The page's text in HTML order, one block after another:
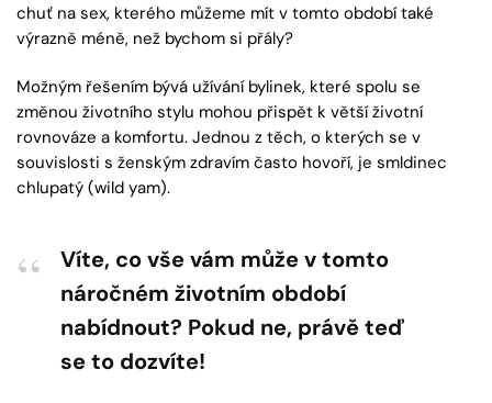
chuť na sex, kterého můžeme mít v tomto období také
výrazně méně, než bychom si přály?
Možným řešením bývá užívání bylinek, které spolu se
změnou životního stylu mohou přispět k větší životní
rovnováze a komfortu. Jednou z těch, o kterých se v
souvislosti s ženským zdravím často hovoří, je smldinec
chlupatý (wild yam).
Víte, co vše vám může v tomto
náročném životním období
nabídnout? Pokud ne, právě teď
se to dozvíte!